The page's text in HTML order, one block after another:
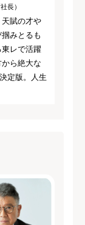
長）
賦の才や
みとるも
レで活躍
ら絶大な
定版。人生